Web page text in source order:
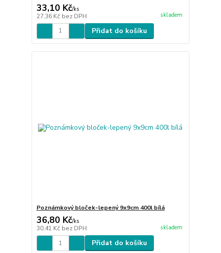
33,10 Kč/ks
27,36 Kč bez DPH skladem
Přidat do košíku
Poznámkový bloček-lepený 9x9cm 400l bílá
36,80 Kč/ks
30,41 Kč bez DPH skladem
Přidat do košíku